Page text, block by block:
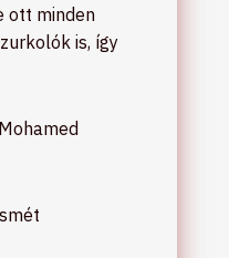
ott minden
is, így